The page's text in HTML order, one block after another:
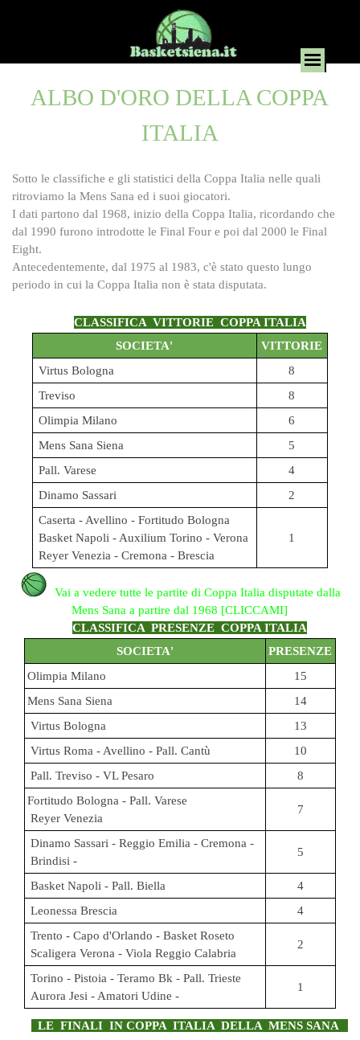
ALBO D'ORO DELLA COPPA
ITALIA
Sotto le classifiche e gli statistici della Coppa Italia nelle quali
ritroviamo la Mens Sana ed i suoi giocatori.
I dati partono dal 1968, inizio della Coppa Italia, ricordando che
dal 1990 furono introdotte le Final Four e poi dal 2000 le Final
Eight.
Antecedentemente, dal 1975 al 1983, c'è stato questo lungo
periodo in cui la Coppa Italia non è stata disputata.
CLASSIFICA VITTORIE COPPA ITALIA
SOCIETA'
VITTORIE
Virtus Bologna
8
Treviso
8
Olimpia Milano
6
Mens Sana Siena
5
Pall. Varese
4
Dinamo Sassari
2
Caserta - Avellino - Fortitudo Bologna
Basket Napoli - Auxilium Torino - Verona
Reyer Venezia - Cremona - Brescia
1
Vai a vedere tutte le partite di Coppa Italia disputate dalla
Mens Sana a partire dal 1968 [CLICCAMI]
CLASSIFICA PRESENZE COPPA ITALIA
SOCIETA'
PRESENZE
Olimpia Milano
15
Mens Sana Siena
14
Virtus Bologna
13
Virtus Roma - Avellino - Pall. Cantù
10
Pall. Treviso - VL Pesaro
8
Fortitudo Bologna - Pall. Varese
Reyer Venezia
7
Dinamo Sassari - Reggio Emilia - Cremona -
Brindisi -
5
Basket Napoli - Pall. Biella
4
Leonessa Brescia
4
Trento - Capo d'Orlando - Basket Roseto
Scaligera Verona - Viola Reggio Calabria
2
Torino - Pistoia - Teramo Bk - Pall. Trieste
Aurora Jesi - Amatori Udine -
1
LE FINALI IN COPPA ITALIA DELLA MENS SANA